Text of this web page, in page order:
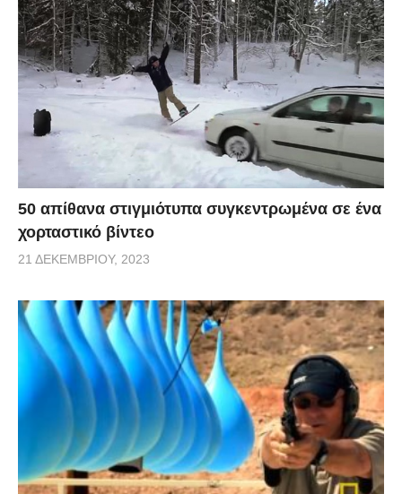
50 απίθανα στιγμιότυπα συγκεντρωμένα σε ένα
χορταστικό βίντεο
21 ΔΕΚΕΜΒΡΊΟΥ, 2023